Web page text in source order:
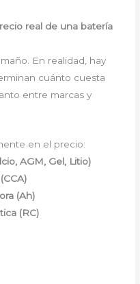
real de una batería
En realidad, hay
cuánto cuesta
entre marcas y
en el precio:
AGM, Gel, Litio)
(Ah)
(RC)